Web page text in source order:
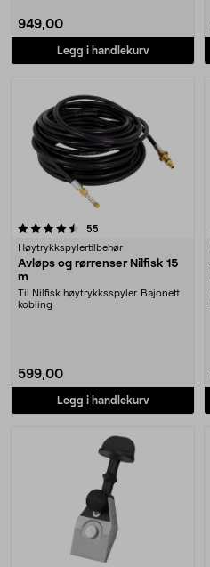
949,00
Legg i handlekurv
55
Høytrykkspylertilbehør
Avløps og rørrenser Nilfisk 15
m
Til Nilfisk høytrykksspyler. Bajonett
kobling
599,00
Legg i handlekurv
0.0 av 5 stjerner